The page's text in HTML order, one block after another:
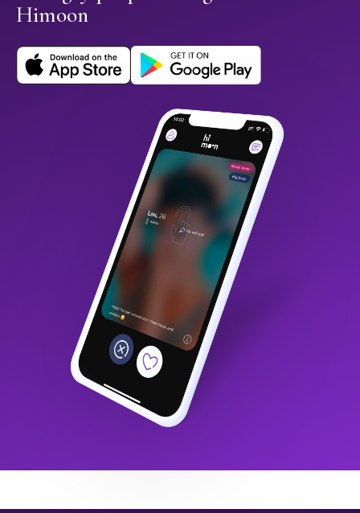
Himoon